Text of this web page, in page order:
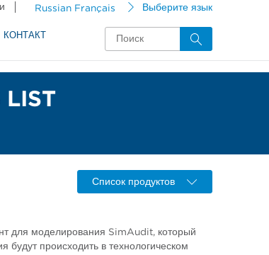
Russian Français Выберите язык
КОНТАКТ
Список продуктов
для моделирования SimAudit, который
будут происходить в технологическом